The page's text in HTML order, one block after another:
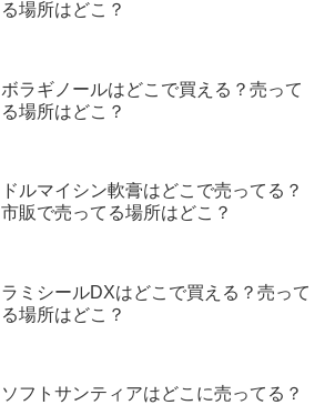
る場所はどこ？
ボラギノールはどこで買える？売って
る場所はどこ？
ドルマイシン軟膏はどこで売ってる？
市販で売ってる場所はどこ？
ラミシールDXはどこで買える？売って
る場所はどこ？
ソフトサンティアはどこに売ってる？